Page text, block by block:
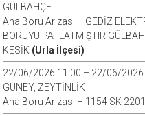
GÜLBAHÇE
Ana Boru Arızası – GEDİZ
BORUYU PATLATMIŞTIR
KESİK (Urla İlçesi)
22/06/2026 11:00 – 22/06/2026
GÜNEY, ZEYTİNLİK
Ana Boru Arızası – 1154 SK